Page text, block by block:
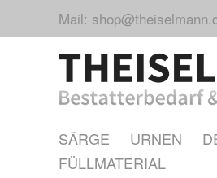
Mail:
SÄRGE URNEN
FÜLLMATERIAL